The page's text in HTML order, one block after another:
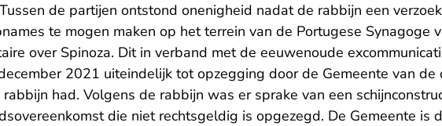
de partijen ontstond onenigheid nadat de rabbijn een
te mogen maken op het terrein van de Portugese Synagoge
over Spinoza. Dit in verband met de eeuwenoude
2021 uiteindelijk tot opzegging door de Gemeente van de
rabbijn had. Volgens de rabbijn was er sprake van een
die niet rechtsgeldig is opgezegd. De Gemeente is